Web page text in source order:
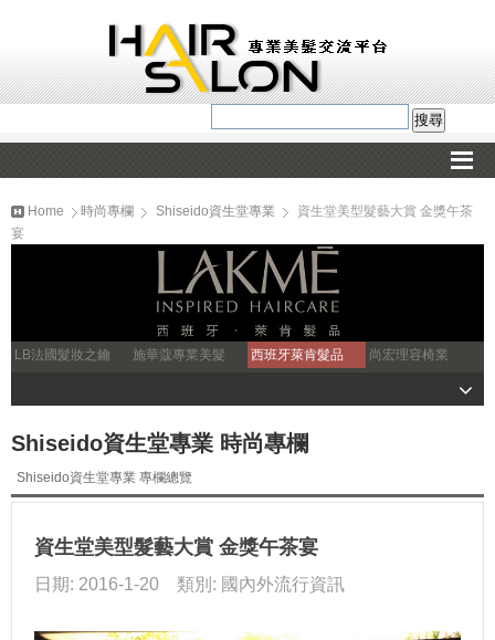
Home 時尚專欄 Shiseido資生堂專業
資生堂美型髮藝大賞 金獎午茶
宴
LB法國髮妝之鑰 施華蔻專業美髮 西班牙萊肯髮品 尚宏理容椅業
Shiseido資生堂專業 時尚專欄
Shiseido資生堂專業 專欄總覽
資生堂美型髮藝大賞 金獎午茶宴
日期: 2016-1-20 類別: 國內外流行資訊